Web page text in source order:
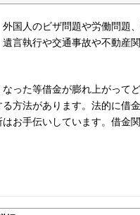
国人のビザ問題や労働問題
言執行や交通事故や不動産
った等借金が膨れ上がって
方法があります。法的に借
お手伝いしています。 借金